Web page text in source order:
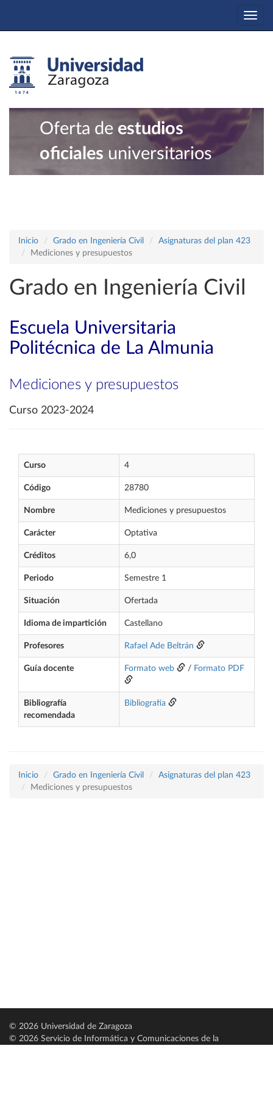
Oferta de estudios
oficiales universitarios
Inicio Grado en Ingeniería Civil
Asignaturas del plan 423
Mediciones y presupuestos
Grado en Ingeniería Civil
Escuela Universitaria
Politécnica de La Almunia
Mediciones y presupuestos
Curso 2023-2024
Curso 4
Código 28780
Nombre Mediciones y presupuestos
Carácter Optativa
Créditos 6,0
Periodo Semestre 1
Situación Ofertada
Idioma de impartición Castellano
Profesores Rafael Ade Beltrán
Guía docente Formato web / Formato PDF
Bibliografía
recomendada
Bibliografía
Inicio Grado en Ingeniería Civil
Asignaturas del plan 423
Mediciones y presupuestos
© 2026 Universidad de Zaragoza
© 2026 Servicio de Informática y Comunicaciones de la